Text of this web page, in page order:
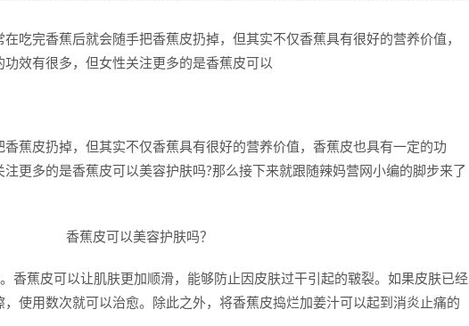
吃完香蕉后就会随手把香蕉皮扔掉，但其实不仅香蕉具有很好的营养价值，
效有很多，但女性关注更多的是香蕉皮可以
蕉皮扔掉，但其实不仅香蕉具有很好的营养价值，香蕉皮也具有一定的功
更多的是香蕉皮可以美容护肤吗?那么接下来就跟随辣妈营网小编的脚步来了
香蕉皮可以让肌肤更加顺滑，能够防止因皮肤过干引起的皲裂。如果皮肤已经
使用数次就可以治愈。除此之外，将香蕉皮捣烂加姜汁可以起到消炎止痛的